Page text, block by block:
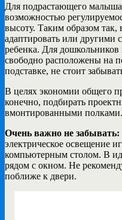
Для подрастающего малыша
возможностью
высоту. Таким образом так,
адаптировать или другими
ребенка. Для
свободно расположены на
подставке, не стоит
В целях экономии общего
конечно, подбирать
вмонтированными полками.
Очень важно не забывать:
электрическое освещение
компьютерным столом. В
рядом с окном. Не
поближе к двери.